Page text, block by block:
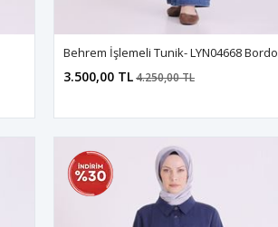
Behrem İşlemeli Tunik- LYN04668 Bordo
3.500,00 TL4.250,00 TL